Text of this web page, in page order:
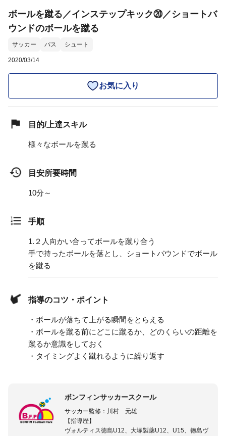
ボールを蹴る／インステップキック⑳／ショートバ
ウンドのボールを蹴る
サッカー パス シュート
2020/03/14
お気に入り
目的/上達スキル
様々なボールを蹴る
目安所要時間
10分～
手順
1. ２人向かい合ってボールを蹴り合う
手で持ったボールを落とし、ショートバウンドでボール
を蹴る
指導のコツ・ポイント
・ボールが落ちて上がる瞬間をとらえる
・ボールを蹴る前にどこに蹴るか、どのくらいの距離を
蹴るか意識をしておく
・タイミングよく蹴れるように繰り返す
ボンフィンサッカースクール
サッカー監修：川村 元雄
【指導歴】
ヴォルティス徳島U12、大塚製薬U12、U15、徳島ヴ